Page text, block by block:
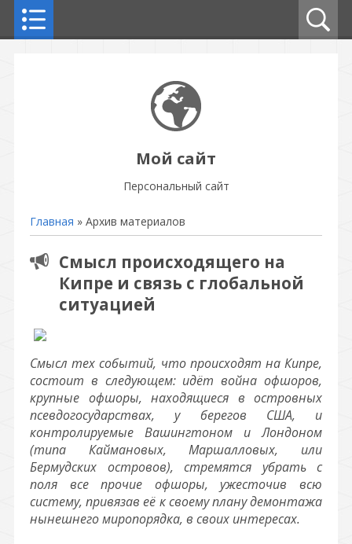
Мой сайт
Персональный сайт
Главная » Архив материалов
Смысл происходящего на
Кипре и связь с глобальной
ситуацией
Смысл тех событий, что происходят на Кипре,
состоит в следующем: идёт война офшоров,
крупные офшоры, находящиеся в островных
псевдогосударствах, у берегов США, и
контролируемые Вашингтоном и Лондоном
(типа Каймановых, Маршалловых, или
Бермудских островов), стремятся убрать с
поля все прочие офшоры, ужесточив всю
систему, привязав её к своему плану демонтажа
нынешнего миропорядка, в своих интересах.